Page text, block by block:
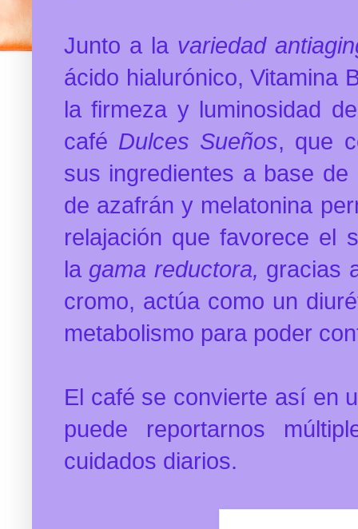
Junto a la variedad
ácido hialurónico, Vitamina
la firmeza y luminosidad
café Dulces Sueños, que
sus ingredientes a base
de azafrán y melatonina
relajación que favorece el
la gama reductora, gracias
cromo, actúa como un
metabolismo para poder
El café se convierte así en
puede reportarnos
cuidados diarios.